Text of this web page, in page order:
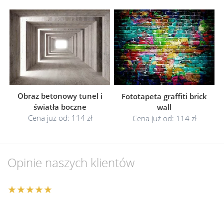
Obraz betonowy tunel i
światła boczne
Cena już od: 114 zł
Fototapeta graffiti brick
wall
Cena już od: 114 zł
Opinie naszych klientów
★★★★★